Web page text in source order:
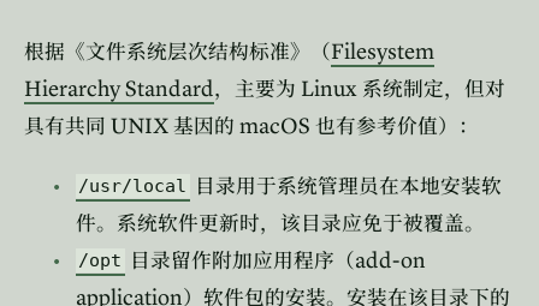
根据《文件系统层次结构标准》（Filesystem
Hierarchy Standard，主要为 Linux 系统制定，但对
具有共同 UNIX基因的 macOS 也有参考价值）：
/usr/local
目录用于系统管理员在本地安装软
件。系统软件更新时，该目录应免于被覆盖。
/opt 目录留作附加应用程序（add-on
application）软件包的安装。安装在该目录下的